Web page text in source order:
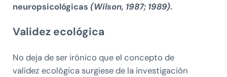
neuropsicológicas (Wilson, 1987; 1989).
Validez ecológica
No deja de ser irónico que el concepto de
validez ecológica surgiese de la investigación